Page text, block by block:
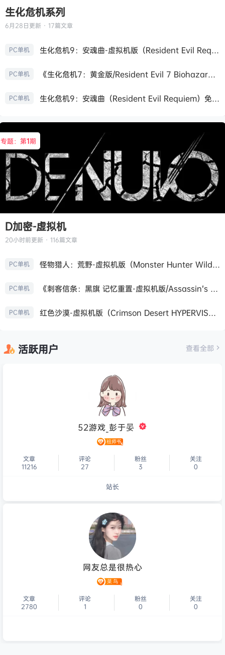
生化危机系列
6月28日更新 · 17篇文章
PC单机 生化危机9：安魂曲-虚拟机版（Resident Evil Requiem HYPERVISOR）免安装中文版
PC单机 《生化危机7：黄金版/Resident Evil 7 Biohazard》免安装中文版
PC单机 生化危机9：安魂曲（Resident Evil Requiem）免安装中文版
专题：第1期
D加密-虚拟机
20小时前更新 · 116篇文章
PC单机 怪物猎人：荒野-虚拟机版（Monster Hunter Wilds HYPERVISOR）免安装中文版
PC单机 《刺客信条：黑旗 记忆重置-虚拟机版/Assassin’s Creed Black Flag Resynced HYPERVISOR》免安装中文版
PC单机 红色沙漠-虚拟机版（Crimson Desert HYPERVISOR）免安装中文版
活跃用户 查看全部
52游戏_彭于晏
文章
11216
评论
27
粉丝
3
关注
0
站长
个人主页
网友总是很热心
文章
2780
评论
1
粉丝
0
关注
0